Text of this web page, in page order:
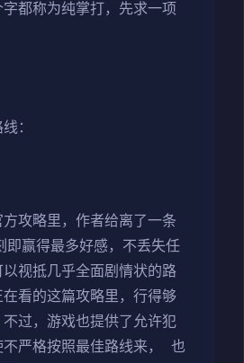
都称为纯掌打，先求一项
：
攻略里，作者给离了一条
即赢得最多好感，不丢失任
视抵几乎全面剧情状的路
看的这篇攻略里，行得够
过，游戏也提供了允许犯
不严格按照最佳路线来， 也